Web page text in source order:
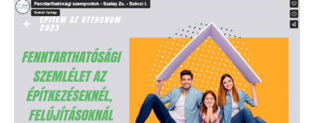
Fenntarthatósági
szempontok
Szalay
Zsuzsa